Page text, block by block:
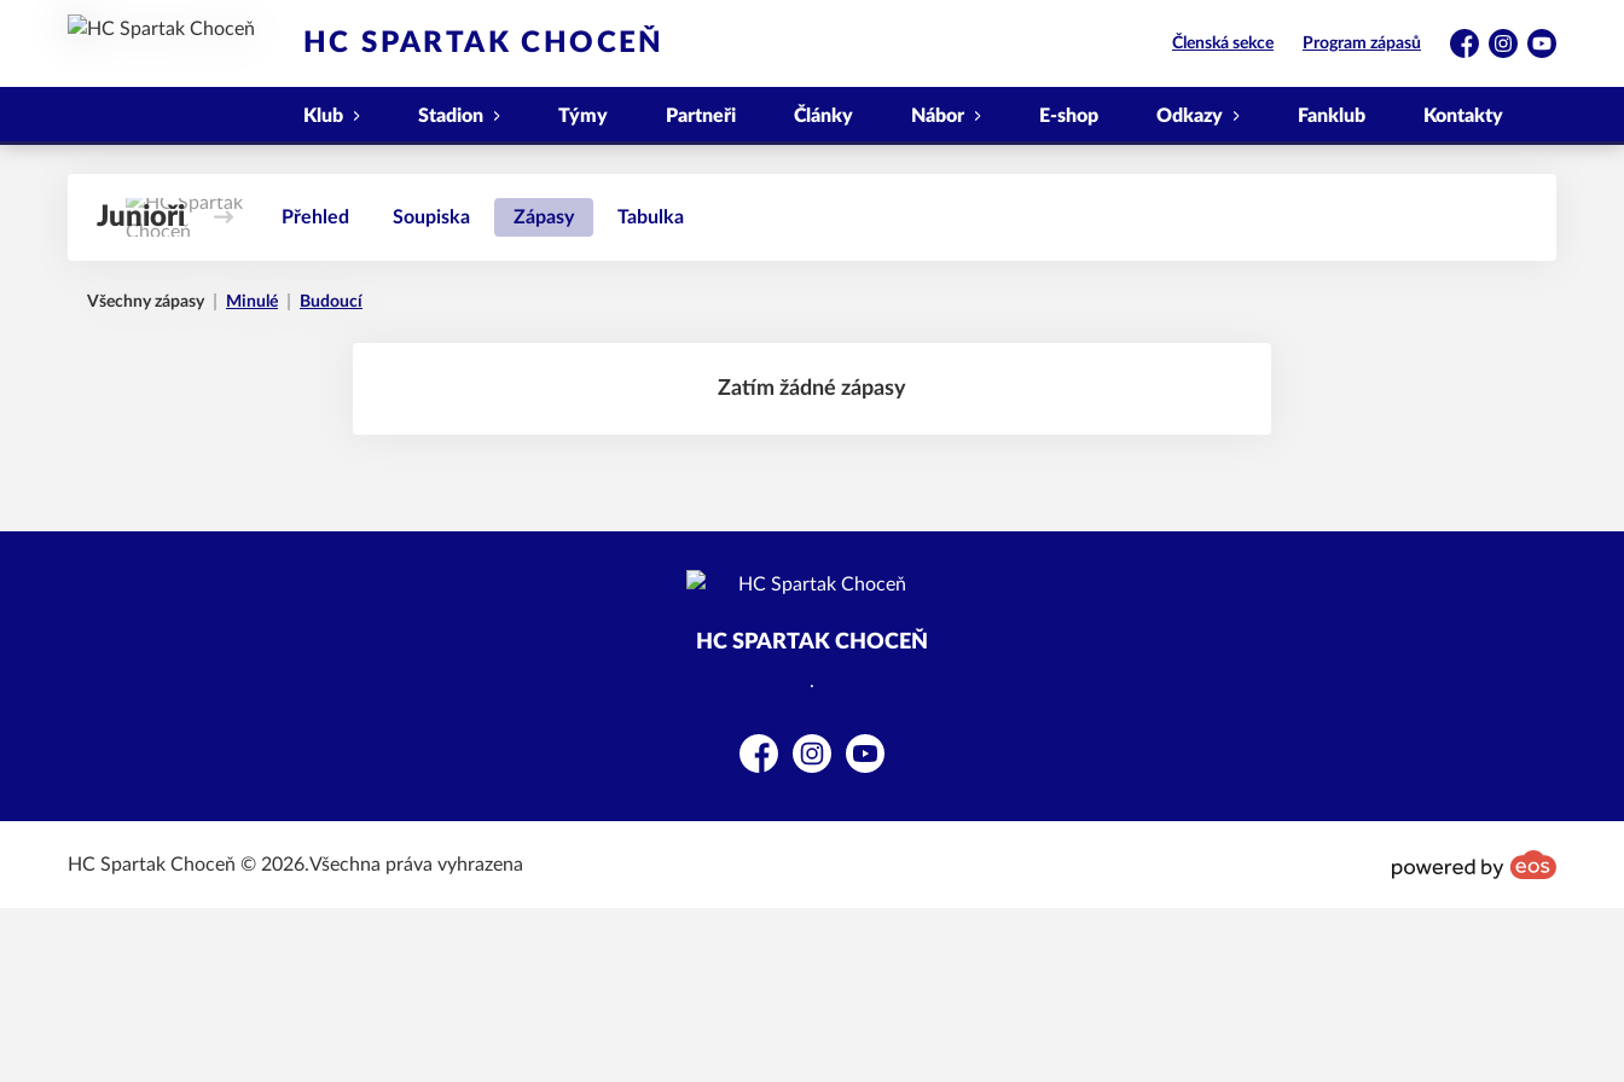
HC SPARTAK CHOCEŇ Členská sekce Program zápasů
FacebookInstagramYouTube
Klub Stadion Týmy Partneři Články Nábor E-shop Odkazy Fanklub Kontakty
Junioři Přehled Soupiska Zápasy Tabulka
Všechny zápasy Minulé Budoucí
Zatím žádné zápasy
HC SPARTAK CHOCEŇ
.
FacebookInstagramYouTube
HC Spartak Choceň © 2026.Všechna práva vyhrazena